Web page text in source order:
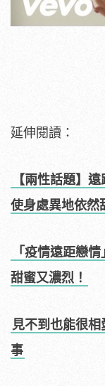
延伸閱讀：
【兩性話題】
使身處異地依然
「疫情遠距戀
甜蜜又濃烈！
見不到也能很
事